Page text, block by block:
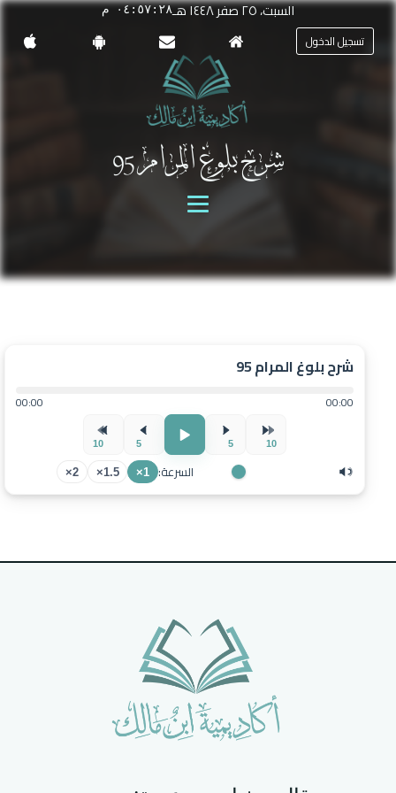
تسجيل الدخول
السبت، ٢٥ صفر ١٤٤٨ هـ ٠٤:٥٧:٢٨ م
شرح بلوغ المرام 95
شرح بلوغ المرام 95
00:00
00:00
10
5
5
10
السرعة: 1×
1.5×
2×